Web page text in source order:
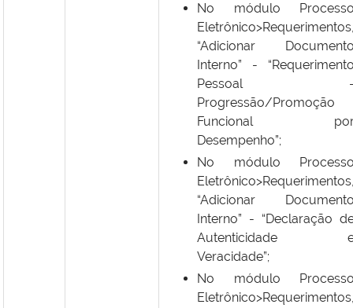
No módulo
“Adicionar
Interno” -
Pessoal
Progressão/Promoção
Funcional
Desempenho”;
No módulo
“Adicionar
Interno” - “Declaração
Autenticidade
Veracidade”;
No módulo